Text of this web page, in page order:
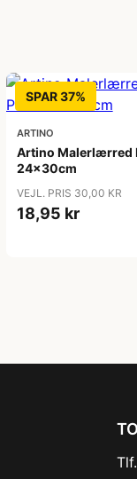
SPAR 37%
ARTINO
Artino Malerlærred
24x30cm
VEJL. PRIS 30,00 KR
18,95 kr